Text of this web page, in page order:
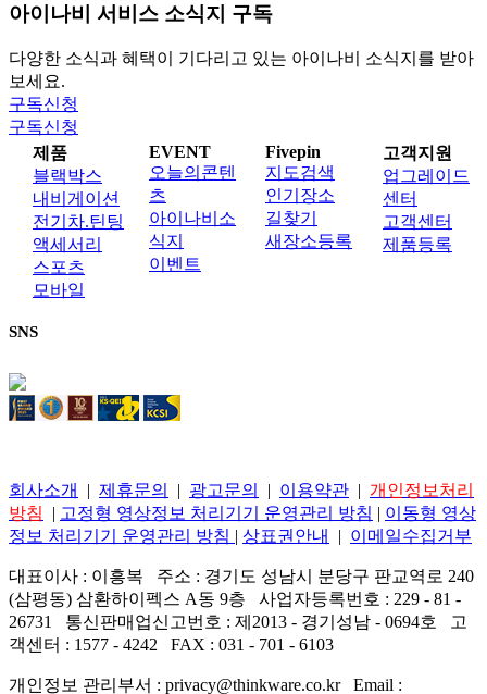
아이나비 서비스 소식지 구독
다양한 소식과 혜택이 기다리고 있는 아이나비 소식지를 받아
보세요.
구독신청
구독신청
제품
블랙박스
내비게이션
전기차.틴팅
액세서리
스포츠
모바일
EVENT
오늘의콘텐
츠
아이나비소
식지
이벤트
Fivepin
지도검색
인기장소
길찾기
새장소등록
고객지원
업그레이드
센터
고객센터
제품등록
SNS
회사소개 | 제휴문의 | 광고문의 | 이용약관 | 개인정보처리
방침
| 고정형 영상정보 처리기기 운영관리 방침 | 이동형 영상
정보 처리기기 운영관리 방침 | 상표권안내 | 이메일수집거부
대표이사 : 이흥복 주소 : 경기도 성남시 분당구 판교역로 240
(삼평동) 삼환하이펙스 A동 9층 사업자등록번호 : 229 - 81 -
26731 통신판매업신고번호 : 제2013 - 경기성남 - 0694호 고
객센터 : 1577 - 4242 FAX : 031 - 701 - 6103
개인정보 관리부서 : privacy@thinkware.co.kr Email :